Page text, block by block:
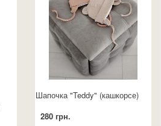
Шапочка "Teddy" (кашкорсе)
280 грн.